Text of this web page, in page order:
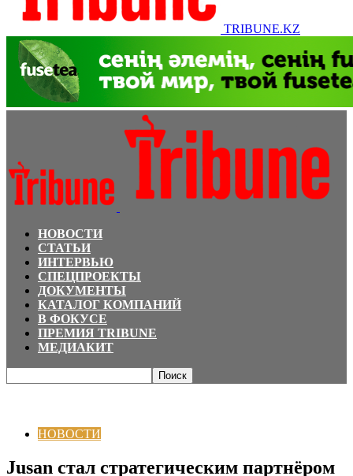
TRIBUNE.KZ
НОВОСТИ
СТАТЬИ
ИНТЕРВЬЮ
СПЕЦПРОЕКТЫ
ДОКУМЕНТЫ
КАТАЛОГ КОМПАНИЙ
В ФОКУСЕ
ПРЕМИЯ TRIBUNE
МЕДИАКИТ
НОВОСТИ
Jusan стал стратегическим партнёром